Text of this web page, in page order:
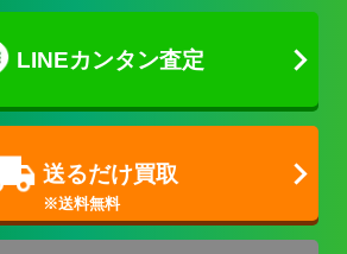
LINEカンタン査定
送るだけ買取